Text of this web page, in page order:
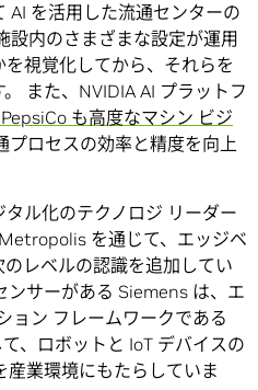
AI を活用した流通センターの
設内のさまざまな設定が運用
視覚化してから、それらを
また、NVIDIA AI プラットフ
PepsiCo も高度なマシン ビジ
プロセスの効率と精度を向上
ル化のテクノロジ リーダー
を通じて、エッジベ
レベルの認識を追加してい
ンサーがある Siemens は、エ
ョン フレームワークである
、ロボットと IoT デバイスの
産業環境にもたらしていま